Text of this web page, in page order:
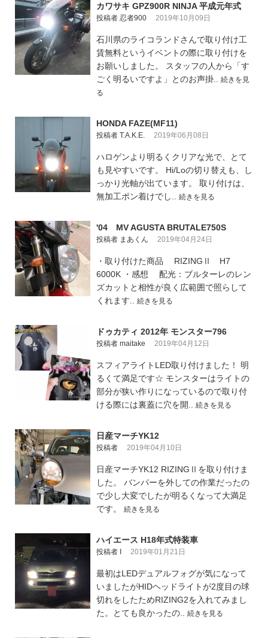
カワサキ GPZ900R NINJA 平成元年式
投稿者 忍者900 2019年10月09日
石川県のライコランドさんで取り付け工
賃無料というイベントの際に取り付けを
お願いしました。 スタッフの人から「す
ごく明るいですよ」とのお声掛.. 続きを見
る
HONDA FAZE(MF11)
投稿者 T.A.K.E. 2019年06月08日
ハロゲンより明るくクリアな光で、とて
も見やすいです。 Hi/Loの切り替えも、し
っかり光軸が出ています。 取り付けは、
無加工ポン着けでし.. 続きを見る
'04 MV AGUSTA BRUTALE750S
投稿者 まあくん 2019年04月24日
・取り付けた商品 RIZINGⅡ H7
6000K ・感想 配光：ブルターレのレン
ズカットと相性が良く広範囲で照らして
くれます.. 続きを見る
ドゥカティ 2012年 モンスター796
投稿者 maitake 2019年04月12日
スフィアライトLED取り付けました！ 明
るくて満足です☆ モンスターはライトの
部分が狭い作りになっているので取り付
ける際には裏蓋に穴を開.. 続きを見る
日産マーチYK12
投稿者 2019年04月10日
日産マーチYK12 RIZINGⅡを取り付けま
した。 バンパーを外しての作業だったの
で少し大変でしたが明るくなって大満足
です。 続きを見る
ハイエース H18年式特装車
投稿者 I 2019年01月21日
最初はLEDデュアルフォグが気になって
いましたがHIDヘッドライトが2度目の球
切れをしたためRIZING2を入れてみまし
た。とても良かったの.. 続きを見る